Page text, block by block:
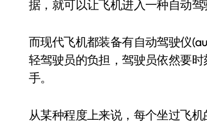
据，就可以让飞机进入一种自动驾
而现代飞机都装备有自动驾驶仪
轻驾驶员的负担，驾驶员依然要
手。
从某种程度上来说，每个坐过飞